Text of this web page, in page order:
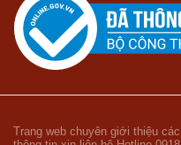
Trang web chuyên giới thiệu